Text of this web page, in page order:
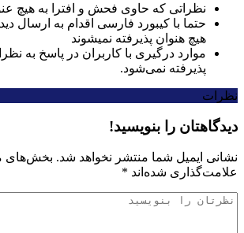
نظراتی که حاوی فحش و افترا به هیچ
حتما با کیبورد فارسی اقدام به ارسال
هیچ هنوان پذیرفته نمیشوند
موارد درگیری با کاربران در پاسخ به
پذیرفته نمی‌شود.
نظرات
دیدگاهتان را بنویسید!
نشانی ایمیل شما منتشر نخواهد شد. بخش‌های
علامت‌گذاری شده‌اند *